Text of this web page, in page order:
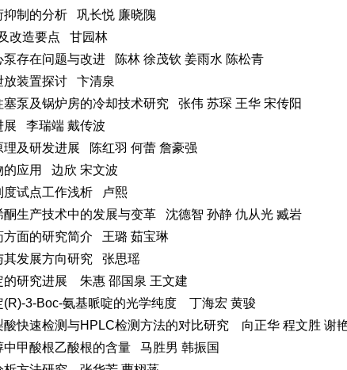
抑制的分析 巩长悦 廉晓隗
改造要点 甘园林
泵存在问题与改进 陈林 徐茂钦 姜雨水 陈松青
放装置探讨 卞清泉
塞泵及锅炉房的冷却技术研究 张伟 苏琛 王华 宋传阳
展 李瑞端 戴传波
理及研发进展 陈红羽 何蕾 詹豪强
的应用 边欣 宋文波
度试点工作浅析 卢熙
酮生产技术中的发展与变革 沈德智 孙静 仇从光 臧岩
方面的研究简介 王璐 茹宝琳
其发展方向研究 张思瑶
的研究进展 朱惠 邵国泉 王文建
(R)-3-Boc-氨基哌啶的光学纯度 丁海宏 黄骏
酸快速检测与HPLC检测方法的对比研究 向正华 程文胜 谢
中甲酸根乙酸根的含量 马胜男 韩振国